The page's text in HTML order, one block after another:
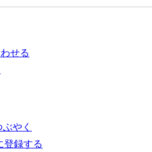
せる
やく
登録する